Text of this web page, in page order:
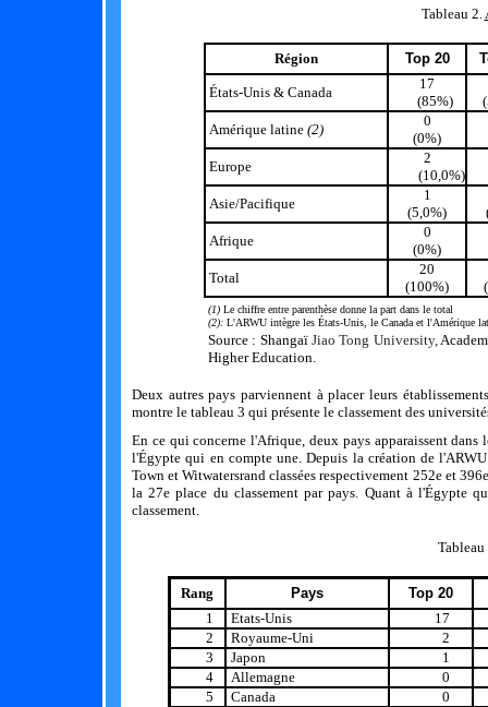
Tableau 2.
Région Top 20
États-Unis & Canada
17
(85%)
Amérique latine (2)
0
(0%)
Europe
2
(10,0%)
Asie/Pacifique
1
(5,0%)
Afrique
0
(0%)
Total
20
(100%)
(1) Le chiffre entre parenthèse donne la part dans le total
(2): L'ARWU intègre les États-Unis, le Canada et l'Amérique
Source : ShangaïJiao Tong University,
Higher Education.
Deux autres pays parviennent à placer leurs
montre le tableau 3 qui présente le classement des
En ce qui concerne l'Afrique, deux pays apparaissent
l'Égypte qui en compte une. Depuis la création de
Town et Witwatersrand classées respectivement 252e et
la 27e place du classement par pays. Quant à l'Égypte
classement.
Rang Pays
Top 20
1
Etats-Unis
17
2
Royaume-Uni
2
3
Japon
1
4
Allemagne
0
5
Canada
0